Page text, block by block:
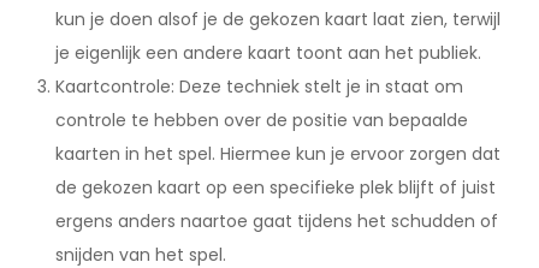
kun je doen alsof je de gekozen kaart laat zien, terwijl
je eigenlijk een andere kaart toont aan het publiek.
Kaartcontrole: Deze techniek stelt je in staat om
controle te hebben over de positie van bepaalde
kaarten in het spel. Hiermee kun je ervoor zorgen dat
de gekozen kaart op een specifieke plek blijft of juist
ergens anders naartoe gaat tijdens het schudden of
snijden van het spel.